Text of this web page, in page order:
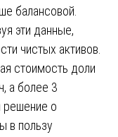
балансовой.
эти данные,
чистых активов.
стоимость доли
а более 3
решение о
в пользу